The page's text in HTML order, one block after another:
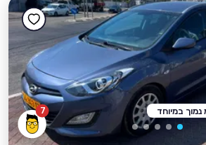
7 נמוך במיוחד